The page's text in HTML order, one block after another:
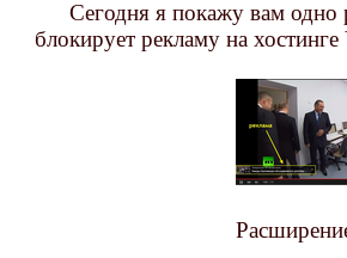
Сегодня я покажу вам
блокирует рекламу на